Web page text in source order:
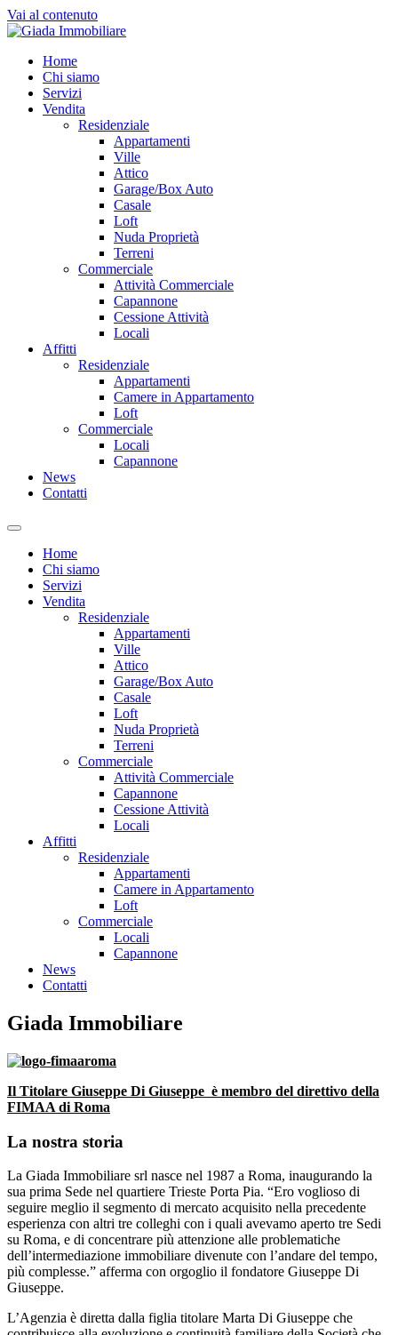
Vai al contenuto
Home
Chi siamo
Servizi
Vendita
Residenziale
Appartamenti
Ville
Attico
Garage/Box Auto
Casale
Loft
Nuda Proprietà
Terreni
Commerciale
Attività Commerciale
Capannone
Cessione Attività
Locali
Affitti
Residenziale
Appartamenti
Camere in Appartamento
Loft
Commerciale
Locali
Capannone
News
Contatti
Home
Chi siamo
Servizi
Vendita
Residenziale
Appartamenti
Ville
Attico
Garage/Box Auto
Casale
Loft
Nuda Proprietà
Terreni
Commerciale
Attività Commerciale
Capannone
Cessione Attività
Locali
Affitti
Residenziale
Appartamenti
Camere in Appartamento
Loft
Commerciale
Locali
Capannone
News
Contatti
Giada Immobiliare
Il Titolare Giuseppe Di Giuseppe è membro del direttivo della
FIMAA di Roma
La nostra storia
La Giada Immobiliare srl nasce nel 1987 a Roma, inaugurando la
sua prima Sede nel quartiere Trieste Porta Pia. “Ero voglioso di
seguire meglio il segmento di mercato acquisito nella precedente
esperienza con altri tre colleghi con i quali avevamo aperto tre Sedi
su Roma, e di concentrare più attenzione alle problematiche
dell’intermediazione immobiliare divenute con l’andare del tempo,
più complesse.” afferma con orgoglio il fondatore Giuseppe Di
Giuseppe.
L’Agenzia è diretta dalla figlia titolare Marta Di Giuseppe che